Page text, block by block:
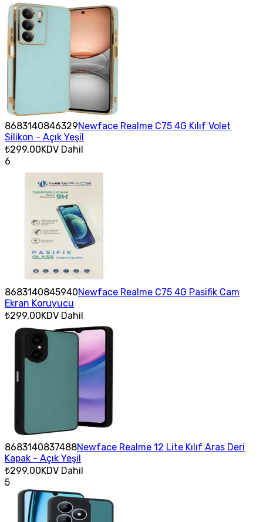
8683140846329Newface Realme C75 4G Kılıf Volet
Silikon - Açık Yeşil
₺299,00KDV Dahil
6
8683140845940Newface Realme C75 4G Pasifik Cam
Ekran Koruyucu
₺299,00KDV Dahil
8683140837488Newface Realme 12 Lite Kılıf Aras Deri
Kapak - Açık Yeşil
₺299,00KDV Dahil
5